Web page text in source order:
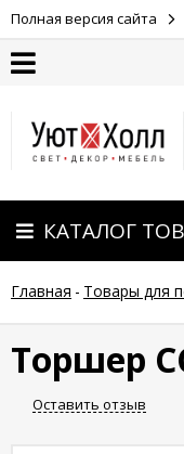
Полная версия сайта
Оплата
Доставка
Гарантия
возврат
Новости
КАТАЛОГ
Главная - Товары для
Торшер
Оставить отзыв